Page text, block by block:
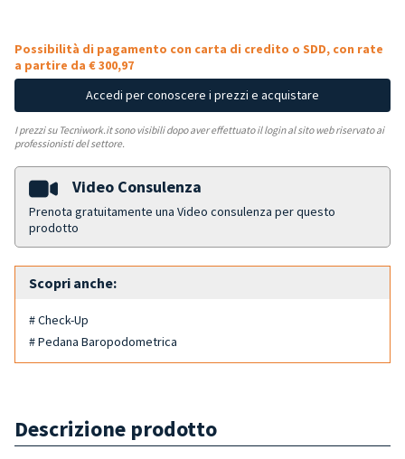
Possibilità di pagamento con carta di credito o SDD, con rate
a partire da € 300,97
Accedi per conoscere i prezzi e acquistare
I prezzi su Tecniwork.it sono visibili dopo aver effettuato il login al sito web riservato ai
professionisti del settore.
Video Consulenza
Prenota gratuitamente una Video consulenza per questo
prodotto
Scopri anche:
# Check-Up
# Pedana Baropodometrica
Descrizione prodotto